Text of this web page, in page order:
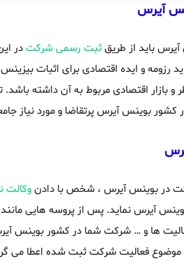
آيرس
باید از طریقثبت رسمی شرکتدر
و ایده اقتصادی برای اثبات
بازار اقتصادی مربوط به آن داشته
کشور بوينس آيرس پرتقاضا و مورد نیاز
در بوينس آيرس ، شخص با دادنوکالت
آيرس نماید. پس از پروسه هایی مانند
ها و … شرکت شما در کشور بوينس
موضوع فعالیت شرکت ثبت شده اعطا می